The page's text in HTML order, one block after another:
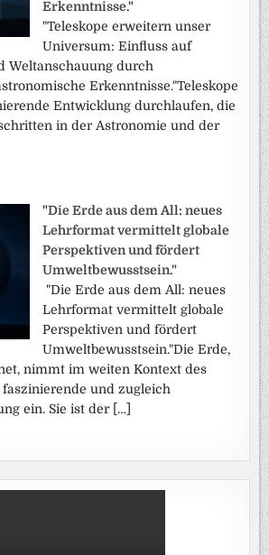
Erkenntnisse."
"Teleskope erweitern unser
Universum: Einfluss auf
Weltanschauung durch
Erkenntnisse."Teleskope
Entwicklung durchlaufen, die
in der Astronomie und der
"Die Erde aus dem All: neues
Lehrformat vermittelt globale
Perspektiven und fördert
Umweltbewusstsein."
"Die Erde aus dem All: neues
Lehrformat vermittelt globale
Perspektiven und fördert
Umweltbewusstsein."Die Erde,
nimmt im weiten Kontext des
und zugleich
ein. Sie ist der […]